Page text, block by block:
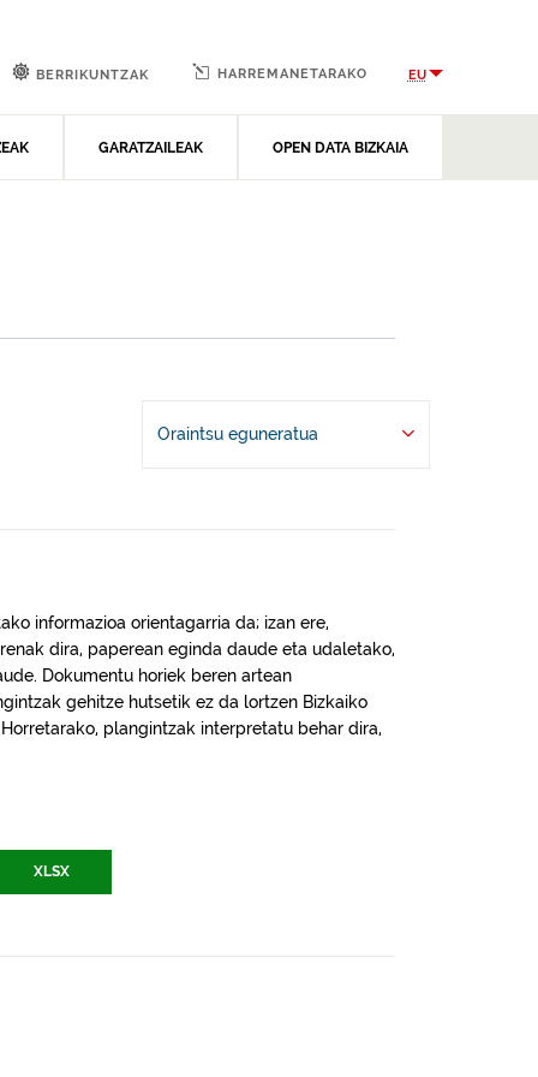
GARATZAILEAK OPEN DATA BIZKAIA
BERRIKUNTZAK HARREMANETARAKO EU
Oraintsu eguneratua
informazioa orientagarria da; izan ere,
dira, paperean eginda daude eta udaletako,
Dokumentu horiek beren artean
gehitze hutsetik ez da lortzen Bizkaiko
plangintzak interpretatu behar dira,
XLSX